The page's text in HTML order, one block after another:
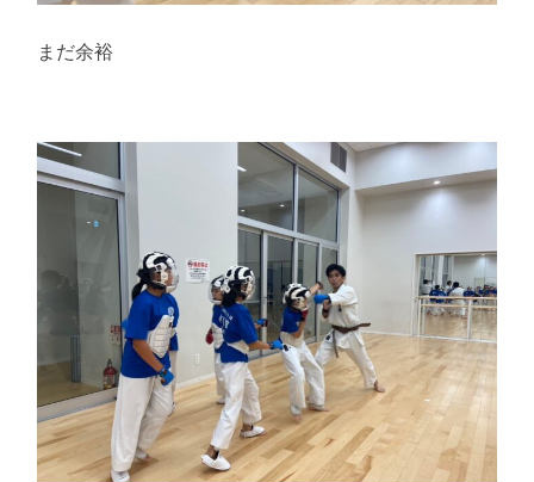
まだ余裕